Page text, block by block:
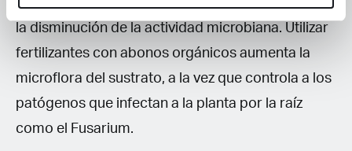
fertilidad del suelo está dada principalmente por
la disminución de la actividad microbiana. Utilizar
fertilizantes con abonos orgánicos aumenta la
microflora del sustrato, a la vez que controla a los
patógenos que infectan a la planta por la raíz
como el Fusarium.